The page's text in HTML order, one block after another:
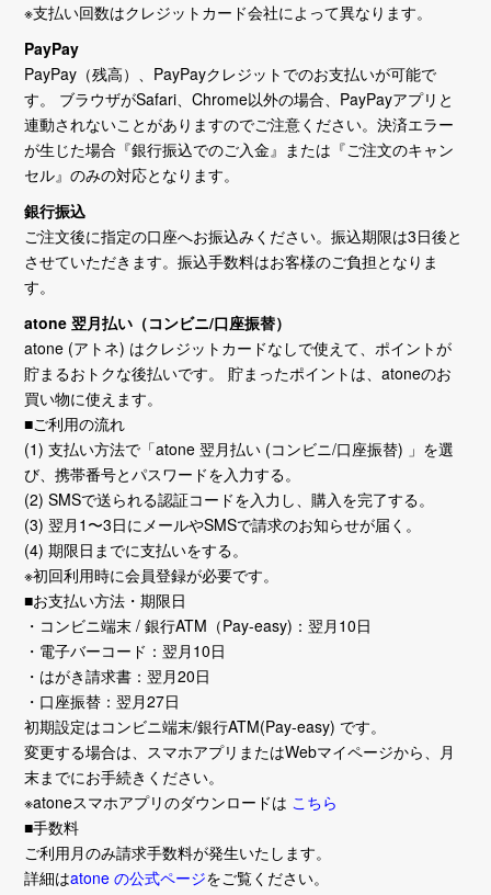
※支払い回数はクレジットカード会社によって異なります。
PayPay
PayPay（残高）、PayPayクレジットでのお支払いが可能で
す。 ブラウザがSafari、Chrome以外の場合、PayPayアプリと
連動されないことがありますのでご注意ください。決済エラー
が生じた場合『銀行振込でのご入金』または『ご注文のキャン
セル』のみの対応となります。
銀行振込
ご注文後に指定の口座へお振込みください。振込期限は3日後と
させていただきます。振込手数料はお客様のご負担となりま
す。
atone 翌月払い（コンビニ/口座振替）
atone (アトネ) はクレジットカードなしで使えて、ポイントが
貯まるおトクな後払いです。 貯まったポイントは、atoneのお
買い物に使えます。
■ご利用の流れ
(1) 支払い方法で「atone 翌月払い (コンビニ/口座振替) 」を選
び、携帯番号とパスワードを入力する。
(2) SMSで送られる認証コードを入力し、購入を完了する。
(3) 翌月1〜3日にメールやSMSで請求のお知らせが届く。
(4) 期限日までに支払いをする。
※初回利用時に会員登録が必要です。
■お支払い方法・期限日
・コンビニ端末 / 銀行ATM（Pay-easy)：翌月10日
・電子バーコード：翌月10日
・はがき請求書：翌月20日
・口座振替：翌月27日
初期設定はコンビニ端末/銀行ATM(Pay-easy) です。
変更する場合は、スマホアプリまたはWebマイページから、月
末までにお手続きください。
※atoneスマホアプリのダウンロードは こちら
■手数料
ご利用月のみ請求手数料が発生いたします。
詳細はatone の公式ページをご覧ください。